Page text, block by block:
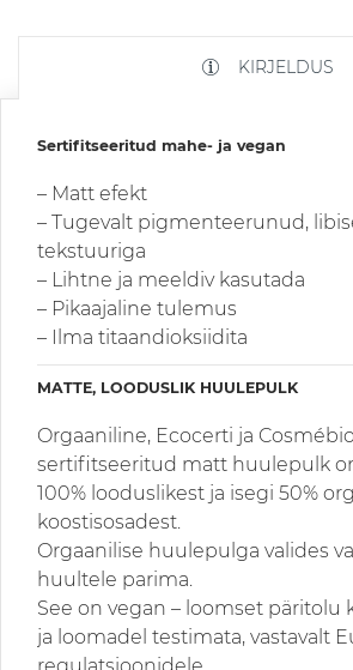
KIRJELDUS
Sertifitseeritud mahe- ja vegan
– Matt efekt
– Tugevalt pigmenteerunud,
tekstuuriga
– Lihtne ja meeldiv kasutada
– Pikaajaline tulemus
– Ilma titaandioksiidita
MATTE, LOODUSLIK HUULEPULK
Orgaaniline, Ecocerti ja Cosmébio
sertifitseeritud matt huulepulk
100% looduslikest ja isegi 50%
koostisosadest.
Orgaanilise huulepulga valides
huultele parima.
See on vegan – loomset päritolu
ja loomadel testimata, vastavalt